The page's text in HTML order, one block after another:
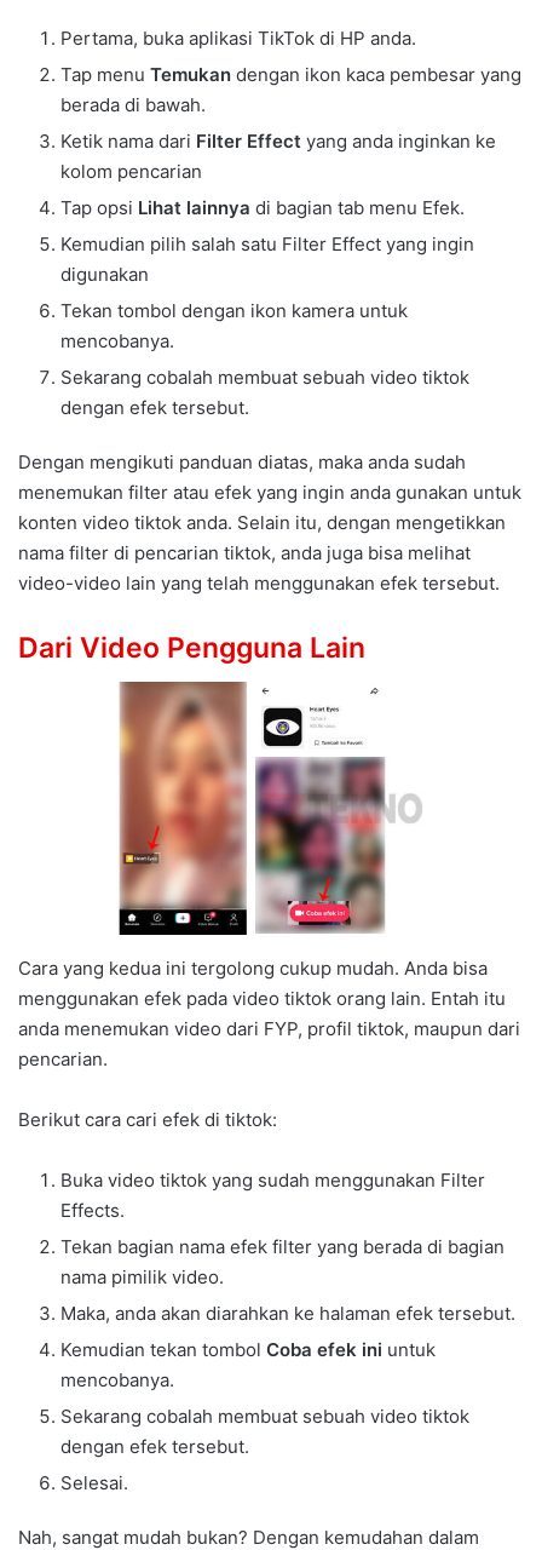
Pertama, buka aplikasi TikTok di HP anda.
Tap menu Temukan dengan ikon kaca pembesar yang
berada di bawah.
Ketik nama dari Filter Effect yang anda inginkan ke
kolom pencarian
Tap opsi Lihat lainnya di bagian tab menu Efek.
Kemudian pilih salah satu Filter Effect yang ingin
digunakan
Tekan tombol dengan ikon kamera untuk
mencobanya.
Sekarang cobalah membuat sebuah video tiktok
dengan efek tersebut.
Dengan mengikuti panduan diatas, maka anda sudah
menemukan filter atau efek yang ingin anda gunakan untuk
konten video tiktok anda. Selain itu, dengan mengetikkan
nama filter di pencarian tiktok, anda juga bisa melihat
video-video lain yang telah menggunakan efek tersebut.
Dari Video Pengguna Lain
Cara yang kedua ini tergolong cukup mudah. Anda bisa
menggunakan efek pada video tiktok orang lain. Entah itu
anda menemukan video dari FYP, profil tiktok, maupun dari
pencarian.
Berikut cara cari efek di tiktok:
Buka video tiktok yang sudah menggunakan Filter
Effects.
Tekan bagian nama efek filter yang berada di bagian
nama pimilik video.
Maka, anda akan diarahkan ke halaman efek tersebut.
Kemudian tekan tombol Coba efek ini untuk
mencobanya.
Sekarang cobalah membuat sebuah video tiktok
dengan efek tersebut.
Selesai.
Nah, sangat mudah bukan? Dengan kemudahan dalam